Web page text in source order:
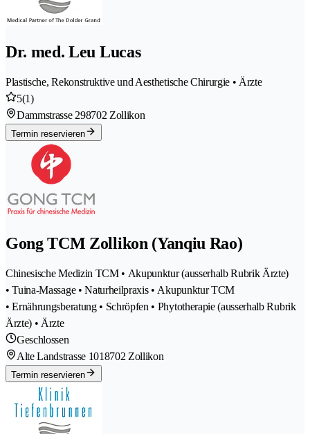
Dr. med. Leu Lucas
Plastische, Rekonstruktive und Aesthetische Chirurgie • Ärzte
5(1)
Dammstrasse 298702 Zollikon
Termin reservieren
Gong TCM Zollikon (Yanqiu Rao)
Chinesische Medizin TCM • Akupunktur (ausserhalb Rubrik Ärzte)
• Tuina-Massage • Naturheilpraxis • Akupunktur TCM
• Ernährungsberatung • Schröpfen • Phytotherapie (ausserhalb Rubrik
Ärzte) • Ärzte
Geschlossen
Alte Landstrasse 1018702 Zollikon
Termin reservieren